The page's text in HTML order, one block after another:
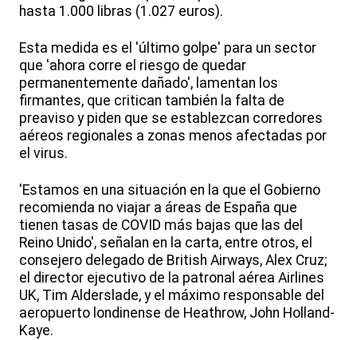
hasta 1.000 libras (1.027 euros).
Esta medida es el 'último golpe' para un sector
que 'ahora corre el riesgo de quedar
permanentemente dañado', lamentan los
firmantes, que critican también la falta de
preaviso y piden que se establezcan corredores
aéreos regionales a zonas menos afectadas por
el virus.
'Estamos en una situación en la que el Gobierno
recomienda no viajar a áreas de España que
tienen tasas de COVID más bajas que las del
Reino Unido', señalan en la carta, entre otros, el
consejero delegado de British Airways, Alex Cruz;
el director ejecutivo de la patronal aérea Airlines
UK, Tim Alderslade, y el máximo responsable del
aeropuerto londinense de Heathrow, John Holland-
Kaye.